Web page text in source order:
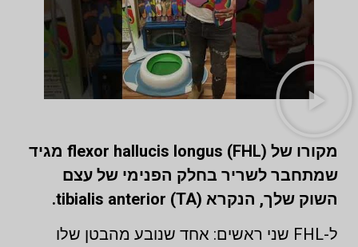
מקורו של flexor hallucis longus (FHL) מגיד
שמתחבר לשריר בחלק הפנימי של עצם
השוק שלך, הנקרא tibialis anterior (TA).
ל-FHL שני ראשים: אחד שנובע מהבטן שלו